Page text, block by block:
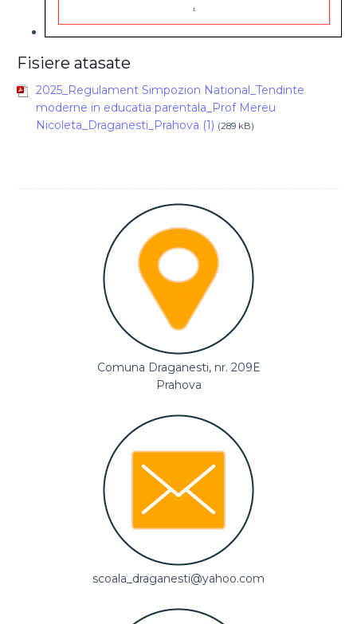
Fisiere atasate
2025_Regulament Simpozion National_Tendinte
moderne in educatia parentala_Prof Mereu
Nicoleta_Draganesti_Prahova (1) (289 kB)
Comuna Draganesti, nr. 209E
Prahova
scoala_draganesti@yahoo.com